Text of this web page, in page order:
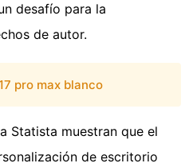
desafío para la
de autor.
pro max blanco
Statista muestran que el
de escritorio